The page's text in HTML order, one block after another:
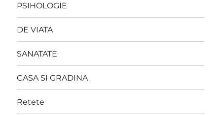
PSIHOLOGIE
DE VIATA
SANATATE
CASA SI GRADINA
Retete